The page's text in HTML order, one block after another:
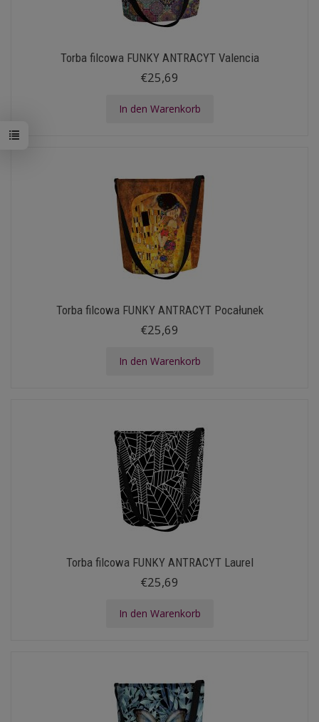
Torba filcowa FUNKY ANTRACYT Valencia
€25,69
In den Warenkorb
Torba filcowa FUNKY ANTRACYT Pocałunek
€25,69
In den Warenkorb
Torba filcowa FUNKY ANTRACYT Laurel
€25,69
In den Warenkorb